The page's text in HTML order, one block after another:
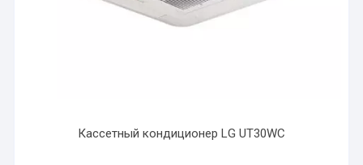
Кассетный кондиционер LG UT30WC